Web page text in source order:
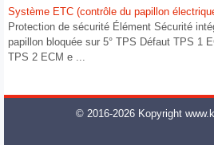
Système ETC (contrôle du papillon
Protection de sécurité Élément Sécurité
papillon bloquée sur 5° TPS Défaut TPS 1
TPS 2 ECM e ...
© 2016-2026 Kopyright